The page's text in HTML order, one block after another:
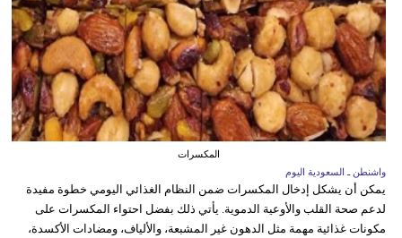
المكسرات
واشنطن ـ السعودية اليوم
يمكن أن يشكل إدخال المكسرات ضمن النظام الغذائي اليومي خطوة مفيدة
لدعم صحة القلب والأوعية الدموية. يأتي ذلك بفضل احتواء المكسرات على
مكونات غذائية مهمة مثل الدهون غير المشبعة، والألياف، ومضادات الأكسدة،